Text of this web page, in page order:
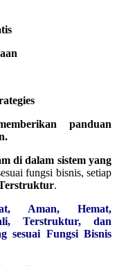
panduan
di dalam sistem yang
fungsi bisnis, setiap
.
Aman, Hemat,
Terstruktur, dan
sesuai Fungsi Bisnis